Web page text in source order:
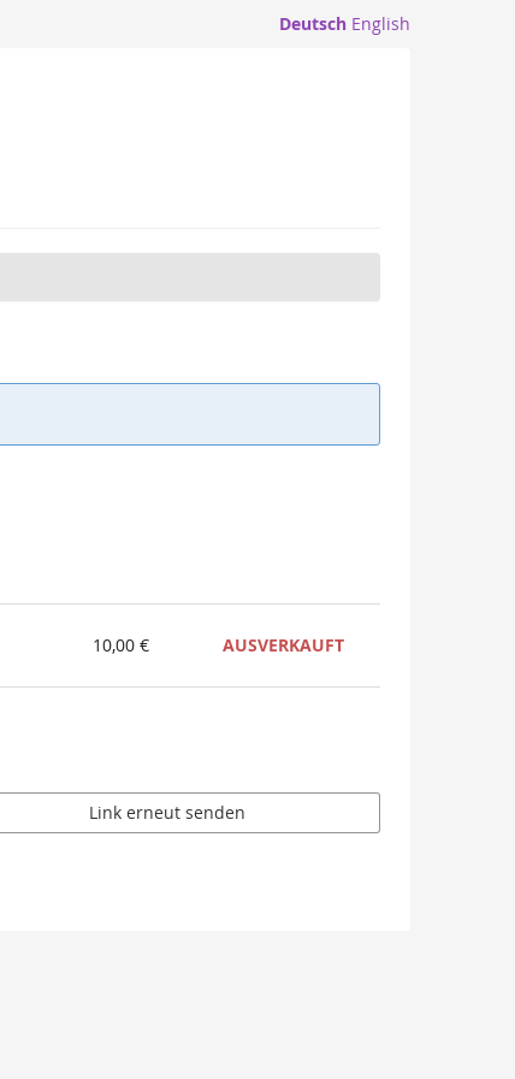
Deutsch English
10,00 € AUSVERKAUFT
Link erneut senden